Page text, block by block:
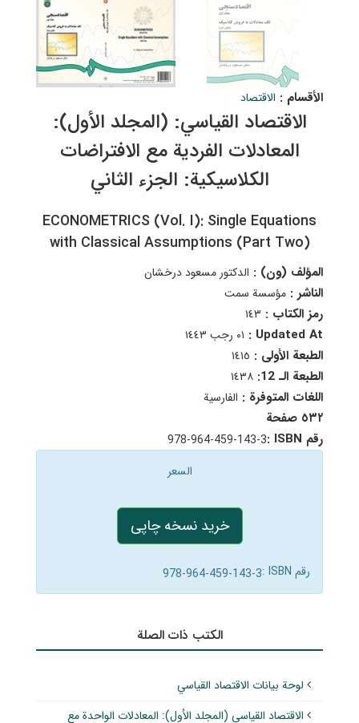
الأقسام : الاقتصاد
الاقتصاد القياسي: (المجلد الأول):
المعادلات الفردية مع الافتراضات
الكلاسيكية: الجزء الثاني
ECONOMETRICS (Vol. I): Single Equations
with Classical Assumptions (Part Two)
المؤلف (ون) : الدكتور مسعود درخشان
الناشر : مؤسسة سمت
رمز الكتاب : ١٤٣
Updated At : ٠١ رجب ١٤٤٣
الطبعة الأولى : ١٤١٥
الطبعة الـ 12: ١٤٣٨
اللغات المتوفرة : الفارسية
٥٣٢ صفحة
رقم ISBN :
978-964-459-143-3
السعر
خرید نسخه چاپی
رقم ISBN : 978-964-459-143-3
الکتب ذات الصلة
لوحة بيانات الاقتصاد القياسي
الاقتصاد القياسي (المجلد الأول): المعادلات الواحدة مع